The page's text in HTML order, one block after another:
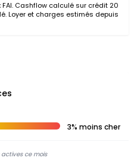
Cashflow calculé sur crédit 20
Loyer et charges estimés depuis
3% moins cher
ce mois